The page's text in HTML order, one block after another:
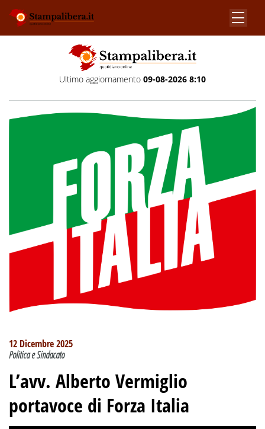
Ultimo aggiornamento 09-08-2026 8:10
12 Dicembre 2025
Politica e Sindacato
L’avv. Alberto Vermiglio
portavoce di Forza Italia